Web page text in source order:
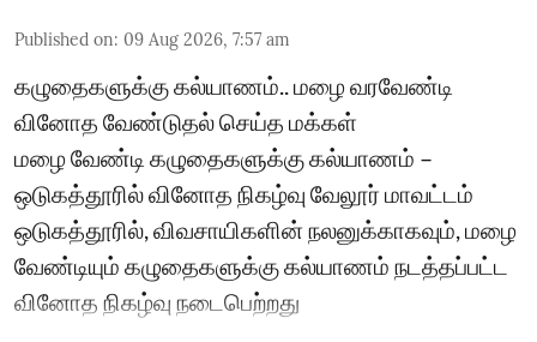
Published on: 09 Aug 2026, 7:57 am
கழுதைகளுக்கு கல்யாணம்.. மழை வரவேண்டி
வினோத வேண்டுதல் செய்த மக்கள்
மழை வேண்டி கழுதைகளுக்கு கல்யாணம் –
ஒடுகத்தூரில் வினோத நிகழ்வு வேலூர் மாவட்டம்
ஒடுகத்தூரில், விவசாயிகளின் நலனுக்காகவும், மழை
வேண்டியும் கழுதைகளுக்கு கல்யாணம் நடத்தப்பட்ட
வினோத நிகழ்வு நடைபெற்றது